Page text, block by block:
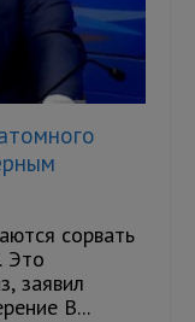
сорвать
Это
заявил
В...